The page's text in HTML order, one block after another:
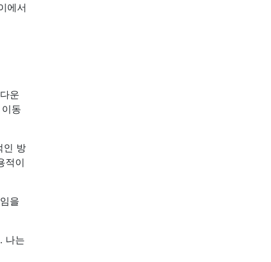
에서
운
동
인 방
적이
을
나는